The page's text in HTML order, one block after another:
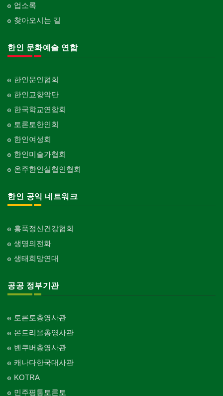
업소록
찾아오시는 길
한인 문화예술 연합
한인문인협회
한인교향악단
한국학교연합회
토론토한인회
한인여성회
한인미술가협회
온주한인실협인협회
한인 공익 네트워크
홍푹정신건강협회
생명의전화
생태희망연대
공공 정부기관
토론토총영사관
몬트리올총영사관
벤쿠버총영사관
캐나다한국대사관
KOTRA
민주평통토론토